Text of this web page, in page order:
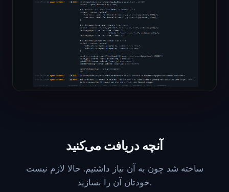
آنچه دریافت می‌کنید
ساخته شد چون به آن نیاز داشتیم. حالا لازم نیست
خودتان آن را بسازید.